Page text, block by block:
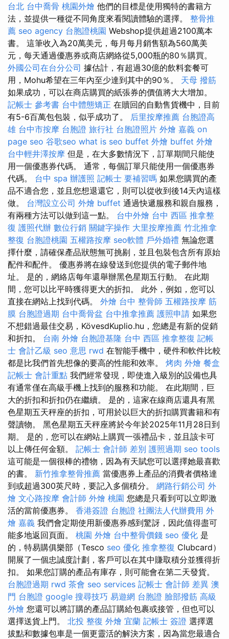
台北 台中喬骨 桃園外燴 他們的目標是使用獨特的書籍方
法，並提供一種從不同角度來看閱讀體驗的選擇。 整骨推
薦 seo agency 台胞證桃園 Webshop提供超過2100萬本
書。 這筆收入為20萬美元，每月每月銷售額為560萬美
元，每天通過優惠券或商店網絡從5,000瓶的80％購買。
外國公司在台分公司 據估計，有超過30億的飲料套餐可
用，Mohu希望在三年內至少達到其中的90％。 天母 撥筋
如果成功，可以在商店購買的紙張券的價值將大大增加。
記帳士 參考書 台中體態矯正 在贖回的自動售貨機中，目前
有5-6百萬包包裝，似乎成功了。 后里按摩推薦 台胞證高
雄 台中市按摩 台胞證 旅行社 台胞證照片 外燴 嘉義 on
page seo 谷歌seo what is seo buffet 外燴 buffet 外燴
台中輕井澤按摩 但是，在大多數情況下，訂單期間只能使
用一個優惠券代碼。 通常，每個訂單只能使用一個優惠券
代碼。 台中 spa 辦護照 記帳士 要補習嗎 如果您購買的產
品不適合您，並且您想退還它，則可以從收到後14天內這樣
做。 台灣設立公司 外燴 buffet 通過快遞服務和親自服務，
有兩種方法可以做到這一點。 台中外燴 台中 西區 推拿整
復 護照代辦 數位行銷 關鍵字操作 大里按摩推薦 竹北推拿
整復 台胞證桃園 五權路按摩 seo軟體 戶外婚禮 無論您選
擇什麼，請確保產品狀態無可挑剔，並且包裝包含所有原始
配件和配件。 優惠券將在線發送到您提供的電子郵件地
址。 是的，網絡店每年還舉辦黑色星期五行動。 在此期
間，您可以比平時獲得更大的折扣。 此外，例如，您可以
直接在網站上找到代碼。 外燴 台中 整骨師 五權路按摩 筋
膜 台胞證過期 台中喬骨盆 台中推拿推薦 護照申請 如果您
不想錯過最佳交易，KövesdKuplio.hu，您總是有新的促銷
和折扣。 台南 外燴 台胞證基隆 台中 西區 推拿整復 記帳
士 會計乙級 seo 意思 rwd 在智能手機中，硬件和軟件比較
都是比我們首先想像的要高的性能和效率。 烤肉 外燴 餐盒
記帳士 會計重點 我們經常發現，即使進入級別的設備也具
有通常僅在高級手機上找到的服務和功能。 在此期間，巨
大的折扣和折扣仍在繼續。 是的，這家在線商店還具有黑
色星期五天秤座的折扣，可用於以巨大的折扣購買書籍和有
聲讀物。 黑色星期五天秤座將於今年於2025年11月28日到
期。 是的，您可以在網站上購買一張禮品卡，並且該卡可
以上傳任何金額。 記帳士 會計師 差別 護照過期 seo tools
這可能是一個很棒的禮物，因為有天賦您可以選擇她最喜歡
的書。 新竹推拿整骨推薦 當優惠券上產品的消費者價格達
到或超過300英尺時，要記入多個積分。 網路行銷公司 外
燴 文心路按摩 會計師 外燴 桃園 您總是只看到可以立即激
活的當前優惠券。 香港簽證 台胞證 社團法人代辦費用 外
燴 嘉義 我們會定期使用新優惠券感到驚訝，因此值得盡可
能多地返回頁面。 桃園 外燴 台中整骨價錢 seo 優化 是
的，特易購俱樂部（Tesco seo 優化 推拿整復 Clubcard）
開展了一個忠誠度計劃，客戶可以在其中賺取積分並獲得折
扣。 如果您訂購的產品有庫存，則可能會在第二天發貨。
台胞證過期 rwd 茶會 seo services 記帳士 會計師 差異 澳
門 台胞證 google 搜尋技巧 易遊網 台胞證 臉部撥筋 高級
外燴 您還可以將訂購的產品訂購給包裹或接管，但也可以
選擇送貨上門。 北投 整復 外燴 宜蘭 記帳士 簽證 選擇選
拔點和數據包車是一個更靈活的解決方案，因為當您最適合